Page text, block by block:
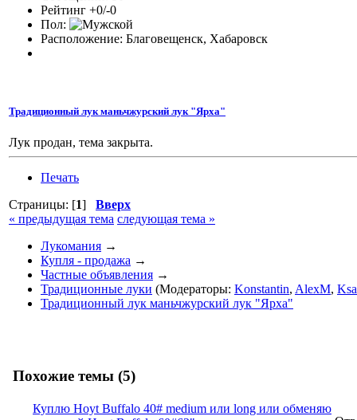
Рейтинг +0/-0
Пол:
Расположение: Благовещенск, Хабаровск
Традиционный лук маньчжурский лук "Ярха"
Лук продан, тема закрыта.
Печать
Страницы: [1] Вверх
« предыдущая тема следующая тема »
Лукомания →
Купля - продажа →
Частные объявления →
Традиционные луки (Модераторы: Konstantin, AlexM,
Традиционный лук маньчжурский лук "Ярха"
Похожие темы (5)
Куплю Hoyt Buffalo 40# medium или long или обменяю